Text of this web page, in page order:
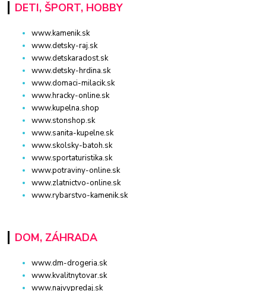
DETI, ŠPORT, HOBBY
www.kamenik.sk
www.detsky-raj.sk
www.detskaradost.sk
www.detsky-hrdina.sk
www.domaci-milacik.sk
www.hracky-online.sk
www.kupelna.shop
www.stonshop.sk
www.sanita-kupelne.sk
www.skolsky-batoh.sk
www.sportaturistika.sk
www.potraviny-online.sk
www.zlatnictvo-online.sk
www.rybarstvo-kamenik.sk
DOM, ZÁHRADA
www.dm-drogeria.sk
www.kvalitnytovar.sk
www.najvypredaj.sk